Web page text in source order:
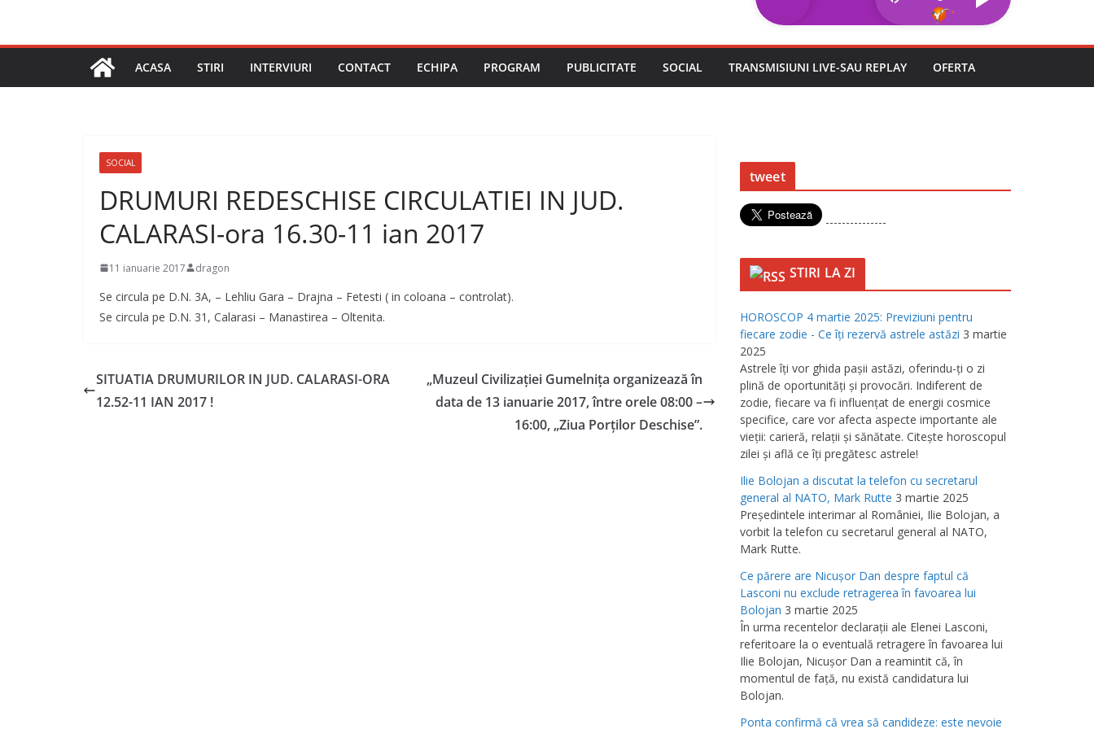
ACASA STIRI INTERVIURI CONTACT ECHIPA PROGRAM PUBLICITATE SOCIAL TRANSMISIUNI LIVE-SAU REPLAY OFERTA
SOCIAL
DRUMURI REDESCHISE CIRCULATIEI IN JUD.
CALARASI-ora 16.30-11 ian 2017
11 ianuarie 2017 dragon
Se circula pe D.N. 3A, – Lehliu Gara – Drajna – Fetesti ( in coloana – controlat).
Se circula pe D.N. 31, Calarasi – Manastirea – Oltenita.
SITUATIA DRUMURILOR IN JUD. CALARASI-ORA
12.52-11 IAN 2017 !
„Muzeul Civilizației Gumelnița organizează în
data de 13 ianuarie 2017, între orele 08:00 –
16:00, „Ziua Porților Deschise”.
tweet
---------------
STIRI LA ZI
HOROSCOP 4 martie 2025: Previziuni pentru
fiecare zodie - Ce îţi rezervă astrele astăzi 3 martie
2025
Astrele îţi vor ghida paşii astăzi, oferindu-ţi o zi
plină de oportunităţi şi provocări. Indiferent de
zodie, fiecare va fi influenţat de energii cosmice
specifice, care vor afecta aspecte importante ale
vieţii: carieră, relaţii şi sănătate. Citeşte horoscopul
zilei şi află ce îţi pregătesc astrele!
Ilie Bolojan a discutat la telefon cu secretarul
general al NATO, Mark Rutte 3 martie 2025
Preşedintele interimar al României, Ilie Bolojan, a
vorbit la telefon cu secretarul general al NATO,
Mark Rutte.
Ce părere are Nicuşor Dan despre faptul că
Lasconi nu exclude retragerea în favoarea lui
Bolojan 3 martie 2025
În urma recentelor declaraţii ale Elenei Lasconi,
referitoare la o eventuală retragere în favoarea lui
Ilie Bolojan, Nicuşor Dan a reamintit că, în
momentul de faţă, nu există candidatura lui
Bolojan.
Ponta confirmă că vrea să candideze: este nevoie